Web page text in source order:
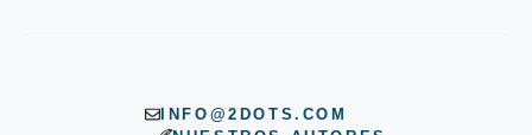
INFO@2DOTS.COM